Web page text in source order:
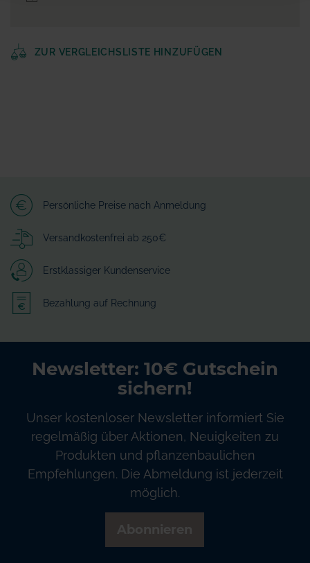
ZUR VERGLEICHSLISTE HINZUFÜGEN
Persönliche Preise nach Anmeldung
Versandkostenfrei ab 250€
Erstklassiger Kundenservice
Bezahlung auf Rechnung
Newsletter: 10€ Gutschein
sichern!
Unser kostenloser Newsletter informiert Sie
regelmäßig über Aktionen, Neuigkeiten zu
Produkten und pflanzenbaulichen
Empfehlungen. Die Abmeldung ist jederzeit
möglich.